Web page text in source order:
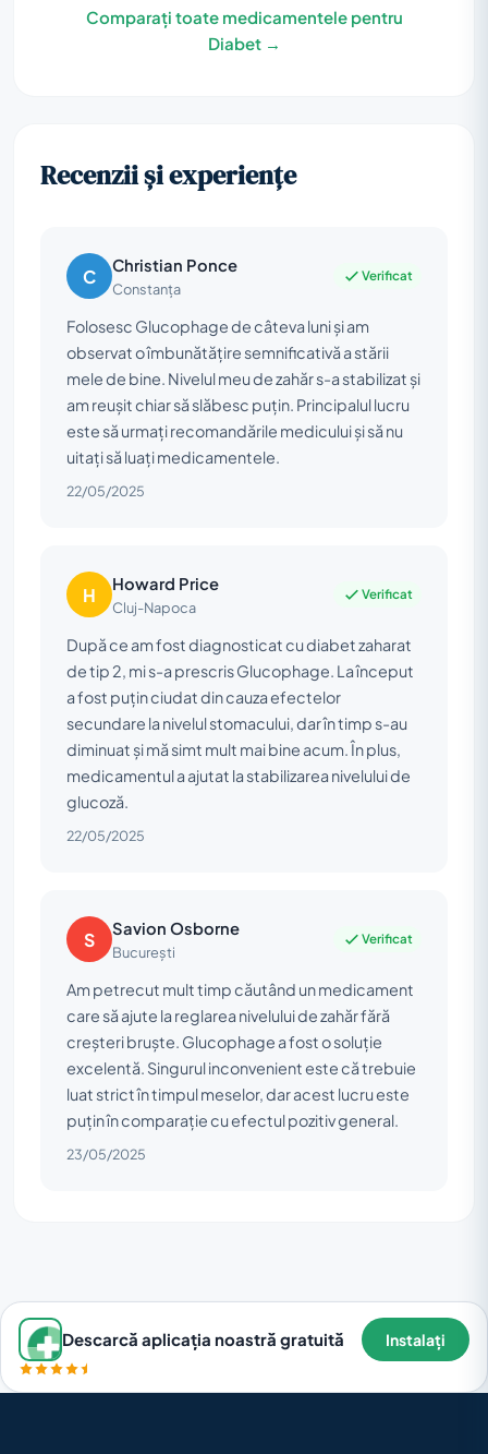
Comparați toate medicamentele pentru
Diabet →
Recenzii și experiențe
C Christian Ponce
Constanța
Verificat
Folosesc Glucophage de câteva luni și am
observat o îmbunătățire semnificativă a stării
mele de bine. Nivelul meu de zahăr s-a stabilizat și
am reușit chiar să slăbesc puțin. Principalul lucru
este să urmați recomandările medicului și să nu
uitați să luați medicamentele.
22/05/2025
H Howard Price
Cluj-Napoca
Verificat
După ce am fost diagnosticat cu diabet zaharat
de tip 2, mi s-a prescris Glucophage. La început
a fost puțin ciudat din cauza efectelor
secundare la nivelul stomacului, dar în timp s-au
diminuat și mă simt mult mai bine acum. În plus,
medicamentul a ajutat la stabilizarea nivelului de
glucoză.
22/05/2025
S Savion Osborne
București
Verificat
Am petrecut mult timp căutând un medicament
care să ajute la reglarea nivelului de zahăr fără
creșteri bruște. Glucophage a fost o soluție
excelentă. Singurul inconvenient este că trebuie
luat strict în timpul meselor, dar acest lucru este
puțin în comparație cu efectul pozitiv general.
23/05/2025
Descarcă aplicația noastră gratuită Instalați